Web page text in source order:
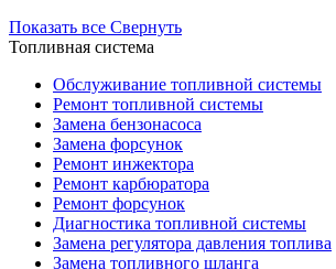
Показать все Свернуть
Топливная система
Обслуживание топливной системы
Ремонт топливной системы
Замена бензонасоса
Замена форсунок
Ремонт инжектора
Ремонт карбюратора
Ремонт форсунок
Диагностика топливной системы
Замена регулятора давления топлива
Замена топливного шланга